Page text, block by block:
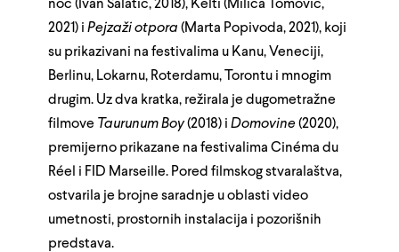
noć (Ivan Salatić, 2018), Kelti (Milica Tomović,
2021) i Pejzaži otpora (Marta Popivoda, 2021), koji
su prikazivani na festivalima u Kanu, Veneciji,
Berlinu, Lokarnu, Roterdamu, Torontu i mnogim
drugim. Uz dva kratka, režirala je dugometražne
filmove Taurunum Boy(2018) i Domovine(2020),
premijerno prikazane na festivalima Cinéma du
Réel i FID Marseille. Pored filmskog stvaralaštva,
ostvarila je brojne saradnje u oblasti video
umetnosti, prostornih instalacija i pozorišnih
predstava.